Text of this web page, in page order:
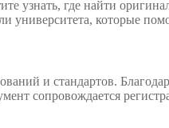
узнать, где найти
университета, которые
и стандартов.
сопровождается